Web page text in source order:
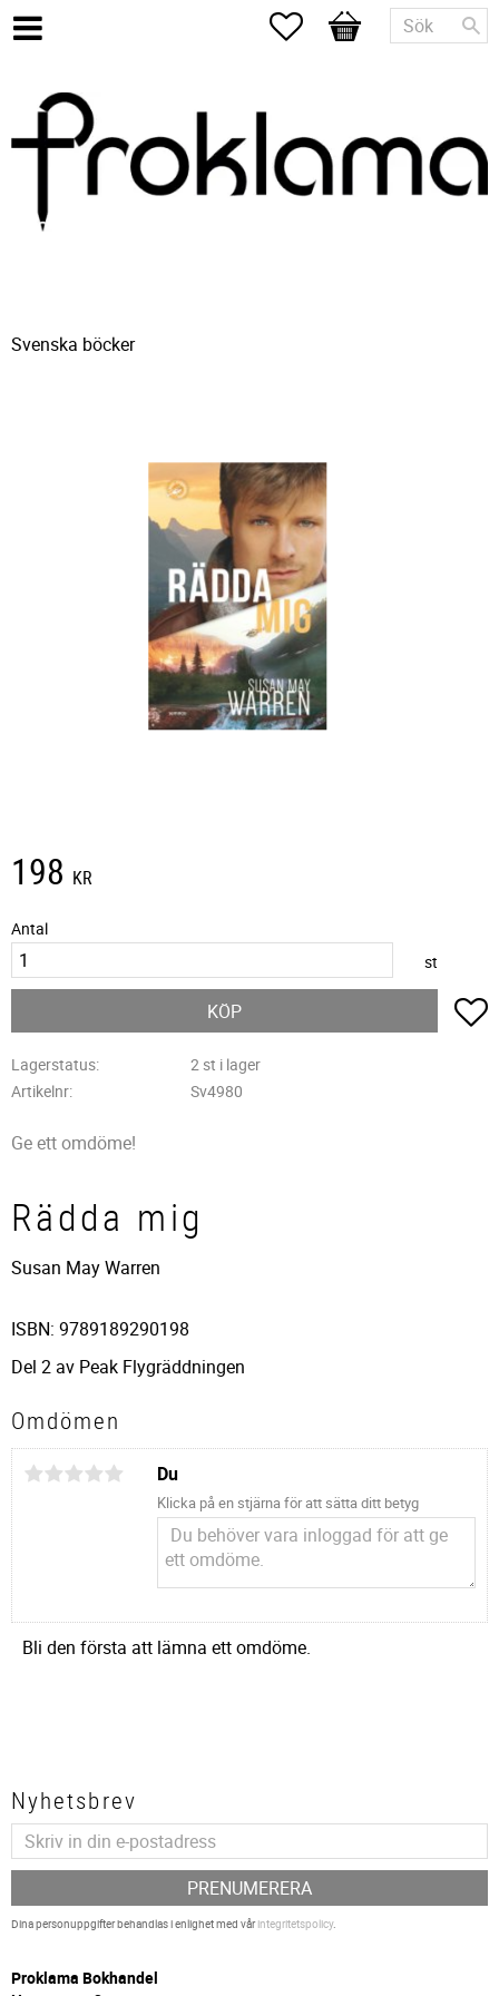
Favoriter
Kundvagn
Svenska böcker
198 KR
Antal
st
KÖP
Lagerstatus
2 st i lager
Artikelnr
Sv4980
Ge ett omdöme!
Rädda mig
Susan May Warren
ISBN: 9789189290198
Del 2 av Peak Flygräddningen
Omdömen
Du
Klicka på en stjärna för att sätta ditt betyg
Bli den första att lämna ett omdöme.
Nyhetsbrev
PRENUMERERA
Dina personuppgifter behandlas i enlighet med vårintegritetspolicy.
Proklama Bokhandel